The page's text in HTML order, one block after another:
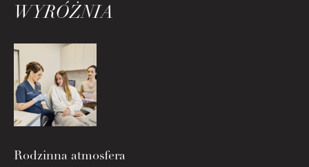
WYRÓŻNIA
Rodzinna atmosfera